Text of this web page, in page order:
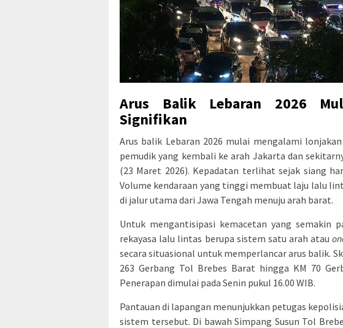
Arus Balik Lebaran 2026
Signifikan
Arus balik Lebaran 2026 mulai mengalami
pemudik yang kembali ke arah Jakarta dan
(23 Maret 2026). Kepadatan terlihat sejak siang
Volume kendaraan yang tinggi membuat laju lalu
di jalur utama dari Jawa Tengah menuju arah barat.
Untuk mengantisipasi kemacetan yang semakin
rekayasa lalu lintas berupa sistem satu arah atau
secara situasional untuk memperlancar arus balik.
263 Gerbang Tol Brebes Barat hingga KM 70
Penerapan dimulai pada Senin pukul 16.00 WIB.
Pantauan di lapangan menunjukkan petugas
sistem tersebut. Di bawah Simpang Susun Tol